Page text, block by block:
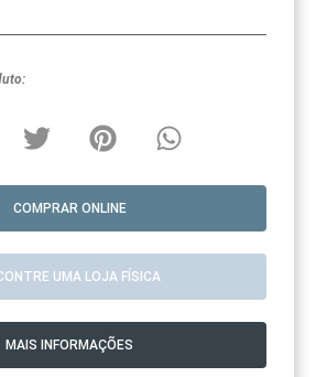
COMPRAR ONLINE
UMA LOJA FÍSICA
MAIS INFORMAÇÕES